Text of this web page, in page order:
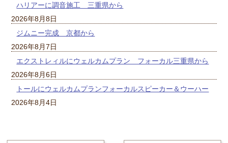
ハリアーに調音施工 三重県から
2026年8月8日
ジムニー完成 京都から
2026年8月7日
エクストレィルにウェルカムプラン フォーカル三重県から
2026年8月6日
トールにウェルカムプランフォーカルスピーカー＆ウーハー
2026年8月4日